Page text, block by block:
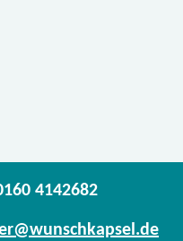
4142682